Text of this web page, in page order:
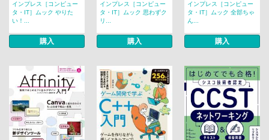
インプレス［コンピュー
タ・IT］ムック やりた
い！...
購入
インプレス［コンピュー
タ・IT］ムック 思わずク
リ...
購入
インプレス［コンピュー
タ・IT］ムック 全部ちゃ
ん...
購入